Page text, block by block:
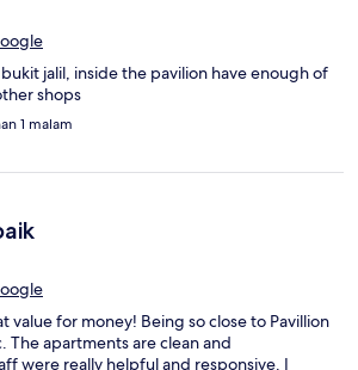
jalil, inside the pavilion have enough of
shops
1 malam
value for money! Being so close to Pavillion
The apartments are clean and
were really helpful and responsive. I